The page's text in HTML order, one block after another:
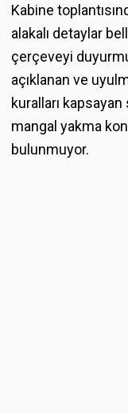
Kabine
alakalı detaylar
çerçeveyi
açıklanan ve
kuralları
mangal yakma
bulunmuyor.